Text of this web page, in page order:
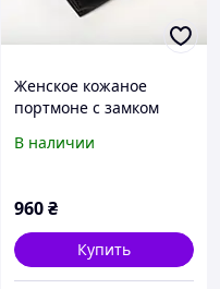
Женское кожаное
портмоне с замком
клатч
В наличии
960 ₴
Купить